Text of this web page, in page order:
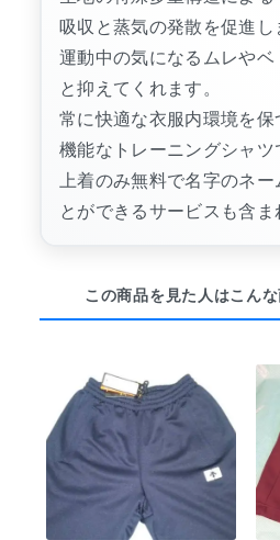
吸収と蒸気の発散を促進し
運動中の気になるムレやベ
と抑えてくれます。
常に快適な衣服内環境を保
機能なトレーニングシャツ
上着のみ無料で名字のネ
とができるサービスも含ま
この商品を見た人はこん